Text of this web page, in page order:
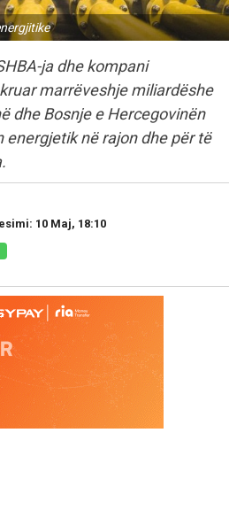
ja dhe kompani
marrëveshje miliardëshe
dhe Bosnje e Hercegovinën
energjetik në rajon dhe për të
10 Maj, 18:10